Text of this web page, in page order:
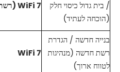
/ בית גדול כיסוי חלק
(הוכחה לעתיד)
WiFi 7 (רשת)
בנייה חדשה / הגדרת
רשת חדשה (מנהיגות
לטווח ארוך)
WiFi 7